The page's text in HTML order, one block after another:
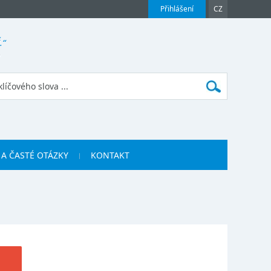
Přihlášení CZ
ČASTÉ OTÁZKY KONTAKT